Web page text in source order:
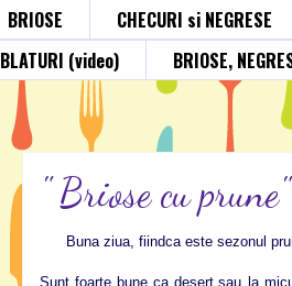
BRIOSE CHECURI si NEGRESE
BLATURI (video) BRIOSE,
" Briose cu prune"
Buna ziua, fiindca este sezonul
Sunt foarte bune ca desert,sau la